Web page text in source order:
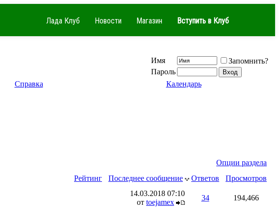
Лада Клуб Новости Магазин Вступить в Клуб
Имя
Запомнить?
Пароль
Справка Календарь
Опции раздела
Рейтинг
Последнее сообщение Ответов
Просмотров
14.03.2018 07:10
от toejamex
34 194,466